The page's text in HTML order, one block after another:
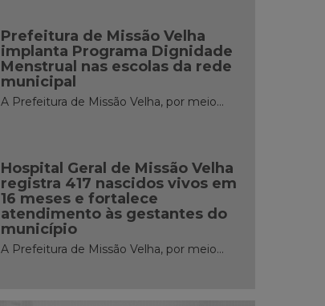
Prefeitura de Missão Velha
implanta Programa Dignidade
Menstrual nas escolas da rede
municipal
A Prefeitura de Missão Velha, por meio...
Hospital Geral de Missão Velha
registra 417 nascidos vivos em
16 meses e fortalece
atendimento às gestantes do
município
A Prefeitura de Missão Velha, por meio...